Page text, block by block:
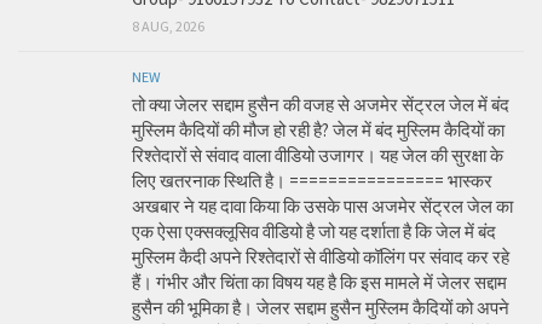
8 AUG, 2026
NEW
तो क्या जेलर सद्दाम हुसैन की वजह से अजमेर सेंट्रल जेल में बंद
मुस्लिम कैदियों की मौज हो रही है? जेल में बंद मुस्लिम कैदियों का
रिश्तेदारों से संवाद वाला वीडियो उजागर। यह जेल की सुरक्षा के
लिए खतरनाक स्थिति है। ================ भास्कर
अखबार ने यह दावा किया कि उसके पास अजमेर सेंट्रल जेल का
एक ऐसा एक्सक्लूसिव वीडियो है जो यह दर्शाता है कि जेल में बंद
मुस्लिम कैदी अपने रिश्तेदारों से वीडियो कॉलिंग पर संवाद कर रहे
हैं। गंभीर और चिंता का विषय यह है कि इस मामले में जेलर सद्दाम
हुसैन की भूमिका है। जेलर सद्दाम हुसैन मुस्लिम कैदियों को अपने